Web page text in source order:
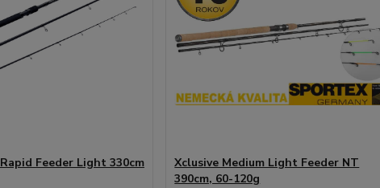
Feeder Light 330cm
Xclusive Medium Light Feeder NT
390cm, 60-120g